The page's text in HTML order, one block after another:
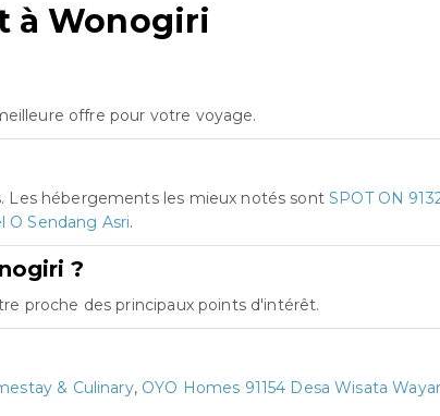
à Wonogiri
offre pour votre voyage.
Les hébergements les mieux notés sontSPOT ON
O Sendang Asri.
?
proche des principaux points d'intérêt.
& Culinary, OYO Homes 91154 Desa Wisata